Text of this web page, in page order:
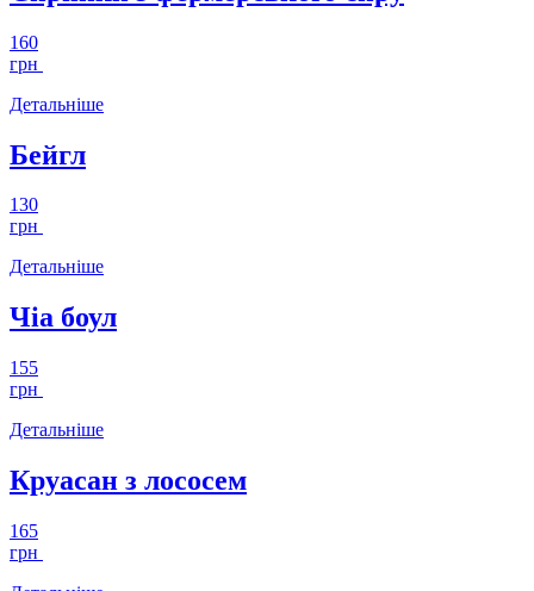
160
грн
Детальніше
Бейгл
130
грн
Детальніше
Чіа боул
155
грн
Детальніше
Круасан з лососем
165
грн